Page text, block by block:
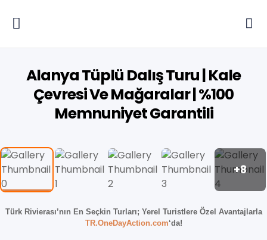
Alanya Tüplü Dalış Turu | Kale
Çevresi Ve Mağaralar | %100
Memnuniyet Garantili
+8
Türk Rivierası’nın En Seçkin Turları; Yerel Turistlere Özel Avantajlarla
TR.OneDayAction.com‘da!